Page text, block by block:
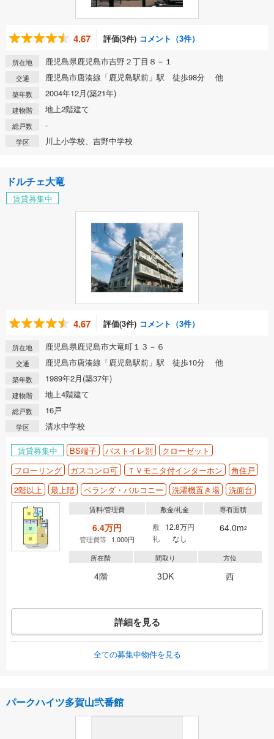
4.67 評価(3件) コメント（3件）
所在地 鹿児島県鹿児島市吉野２丁目８－１
交通 鹿児島市唐湊線「鹿児島駅前」駅 徒歩98分 他
築年数 2004年12月(築21年)
建物階 地上2階建て
総戸数 -
学区 川上小学校、吉野中学校
ドルチェ大竜
賃貸募集中
4.67 評価(3件) コメント（3件）
所在地 鹿児島県鹿児島市大竜町１３－６
交通 鹿児島市唐湊線「鹿児島駅前」駅 徒歩10分 他
築年数 1989年2月(築37年)
建物階 地上4階建て
総戸数 16戸
学区 清水中学校
賃貸募集中 BS端子 バストイレ別
クローゼット
フローリング
ガスコンロ可 ＴＶモニタ付インターホン
角住戸
2階以上
最上階 ベランダ・バルコニー 洗濯機置き場 洗面台
賃料/管理費
6.4万円
管理費等 1,000円
敷金/礼金
敷
12.8万円
礼
なし
専有面積
64.0m2
所在階
4階
間取り
3DK
方位
西
詳細を見る
全ての募集中物件を見る
パークハイツ多賀山弐番館